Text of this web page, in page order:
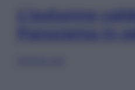
L’autunno